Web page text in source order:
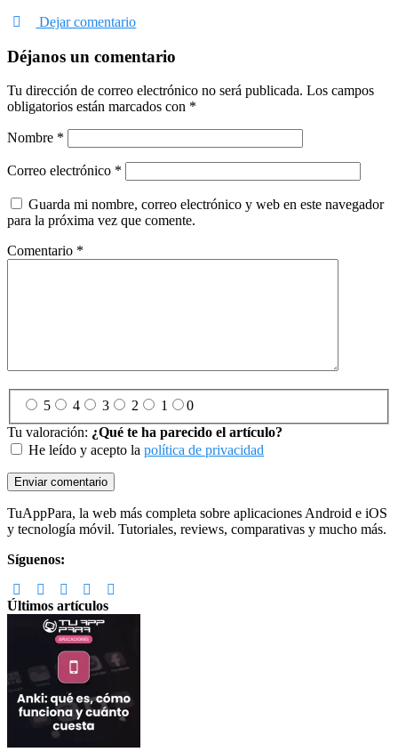
Dejar comentario
Déjanos un comentario
Tu dirección de correo electrónico no será publicada. Los campos
obligatorios están marcados con *
Nombre *
Correo electrónico *
Guarda mi nombre, correo electrónico y web en este navegador
para la próxima vez que comente.
Comentario *
5 4 3 2 1
0
Tu valoración: ¿Qué te ha parecido el artículo?
He leído y acepto la política de privacidad
Footer
TuAppPara, la web más completa sobre aplicaciones Android e iOS
y tecnología móvil. Tutoriales, reviews, comparativas y mucho más.
Síguenos:
Últimos artículos